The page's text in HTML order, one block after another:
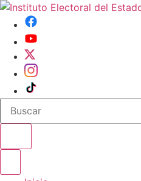
Buscar en el sitio